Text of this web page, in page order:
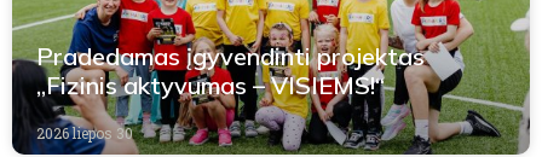
Pradedamas įgyvendinti projektas
„Fizinis aktyvumas – VISIEMS!“
2026 liepos 30